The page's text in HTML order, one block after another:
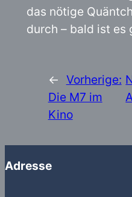
das nötige
durch – bald ist es
← Vorherige:
Die M7 im
Kino
Adresse